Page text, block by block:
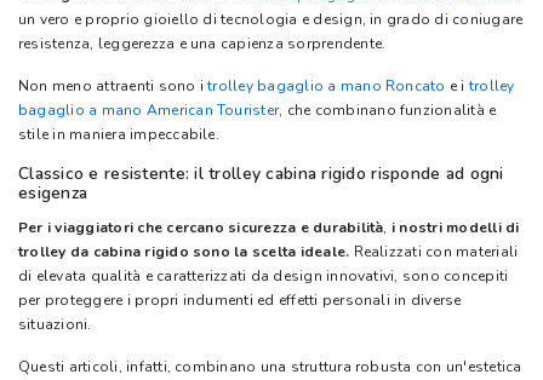
un vero e proprio gioiello di tecnologia e design, in grado di coniugare
resistenza, leggerezza e una capienza sorprendente.
Non meno attraenti sono itrolley bagaglio a mano Roncato e i trolley
bagaglio a mano American Tourister, che combinano funzionalità e
stile in maniera impeccabile.
Classico e resistente: il trolley cabina rigido risponde ad ogni
esigenza
Per i viaggiatori che cercano sicurezza e durabilità, i nostri modelli di
trolley da cabina rigido sono la scelta ideale. Realizzati con materiali
di elevata qualità e caratterizzati da design innovativi, sono concepiti
per proteggere i propri indumenti ed effetti personali in diverse
situazioni.
Questi articoli, infatti, combinano una struttura robusta con un'estetica